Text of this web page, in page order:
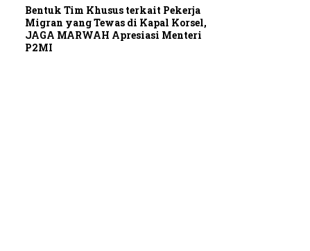
Bentuk Tim Khusus terkait Pekerja
Migran yang Tewas di Kapal Korsel,
JAGA MARWAH Apresiasi Menteri
P2MI